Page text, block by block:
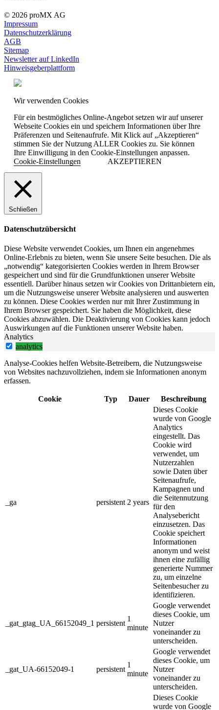
© 2026 proMX AG
Impressum
Datenschutzerklärung
AGB
Sitemap
Newsletter auf LinkedIn
Hinweisgeberplattform
Wir verwenden Cookies
Für ein bestmögliches Online-Angebot setzen wir auf unserer
Webseite Cookies ein und speichern Informationen über Ihre
Präferenzen und Seitenaufrufe. Mit Klick auf „Akzeptieren“
stimmen Sie der Nutzung ALLER Cookies zu. Sie können
Ihre Einwilligung in den Cookie-Einstellungen anpassen.
Cookie-Einstellungen
AKZEPTIEREN
Schließen
Datenschutzübersicht
Diese Website verwendet Cookies, um Ihnen ein angenehmes
Online-Erlebnis zu bieten, wenn Sie unsere Seite besuchen. Die als
„notwendig“ kategorisierten Cookies werden in Ihrem Browser
gespeichert und sind für die Grundfunktionen unserer Website
essentiell. Darüber hinaus setzen wir Cookies von Drittanbietern ein,
um die Nutzungsweise unserer Website analysieren und auswerten
zu können. Diese Cookies werden nur mit Ihrer Zustimmung in
Ihrem Browser gespeichert. Sie haben die Möglichkeit, diese
Cookies abzuwählen. Die Deaktivierung von Cookies kann jedoch
Auswirkungen auf die Funktionen unserer Website haben.
Analytics
analytics
Analyse-Cookies helfen Website-Betreibern, die Nutzungsweise
von Websites nachzuvollziehen, indem sie Informationen anonym
erfassen.
Cookie Typ Dauer Beschreibung
_ga persistent 2 years
Dieses Cookie
wurde von Google
Analytics
eingestellt. Das
Cookie wird
verwendet, um
Nutzerzahlen
sowie Daten über
Seitenaufrufe,
Kampagnen und
die Seitennutzung
für den
Analysebericht
einzusetzen. Das
Cookie speichert
Informationen
anonym und weist
ihnen eine zufällig
generierte Nummer
zu, um einzelne
Seitenbesucher zu
identifizieren.
_gat_gtag_UA_66152049_1 persistent
1
minute
Google verwendet
dieses Cookie, um
Nutzer
voneinander zu
unterscheiden.
_gat_UA-66152049-1 persistent
1
minute
Google verwendet
dieses Cookie, um
Nutzer
voneinander zu
unterscheiden.
Dieses Cookie
wurde von Google